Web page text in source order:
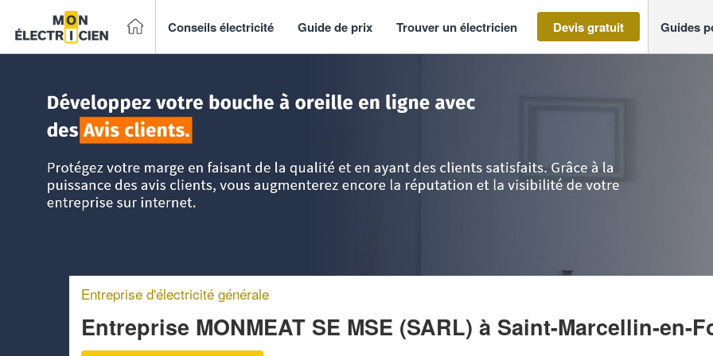
Conseils électricité Guide de prix Trouver un électricien Devis gratuit Guides
Entreprise d'électricité générale
Entreprise MONMEAT SE MSE (SARL) à Saint-Marcellin-en-